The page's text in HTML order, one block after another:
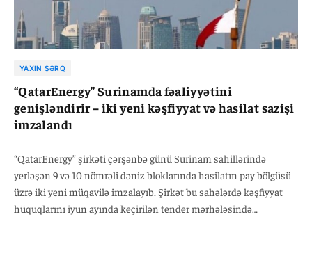
YAXIN ŞƏRQ
“QatarEnergy” Surinamda fəaliyyətini
genişləndirir – iki yeni kəşfiyyat və hasilat sazişi
imzalandı
“QatarEnergy” şirkəti çərşənbə günü Surinam sahillərində
yerləşən 9 və 10 nömrəli dəniz bloklarında hasilatın pay bölgüsü
üzrə iki yeni müqavilə imzalayıb. Şirkət bu sahələrdə kəşfiyyat
hüquqlarını iyun ayında keçirilən tender mərhələsində